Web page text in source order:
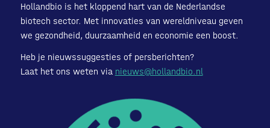
Hollandbio is het kloppend hart van de Nederlandse
biotech sector. Met innovaties van wereldniveau geven
we gezondheid, duurzaamheid en economie een boost.
Heb je nieuwssuggesties of persberichten?
Laat het ons weten via nieuws@hollandbio.nl